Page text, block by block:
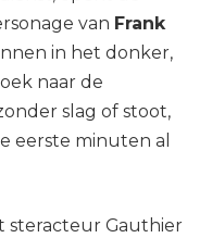
van Frank
in het donker,
naar de
slag of stoot,
eerste minuten al
steracteur Gauthier